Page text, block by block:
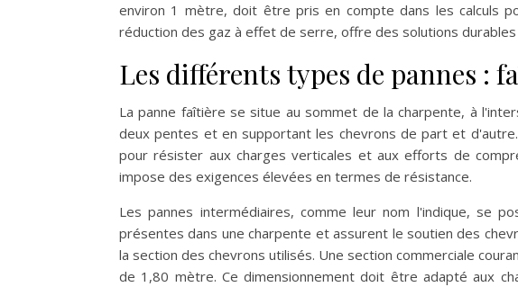
environ 1 mètre, doit être pris en compte dans les calculs
réduction des gaz à effet de serre, offre des solutions
Les différents types de pannes :
La panne faîtière se situe au sommet de la charpente, à
deux pentes et en supportant les chevrons de part et
pour résister aux charges verticales et aux efforts de
impose des exigences élevées en termes de résistance.
Les pannes intermédiaires, comme leur nom l'indique, se
présentes dans une charpente et assurent le soutien des
la section des chevrons utilisés. Une section commerciale
de 1,80 mètre. Ce dimensionnement doit être adapté aux